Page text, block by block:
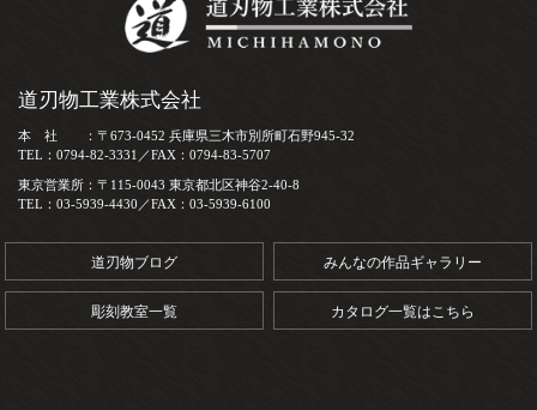
道刃物工業株式会社
本 社 ：〒673-0452 兵庫県三木市別所町石野945-32
TEL：0794-82-3331／FAX：0794-83-5707
東京営業所：〒115-0043 東京都北区神谷2-40-8
TEL：03-5939-4430／FAX：03-5939-6100
道刃物ブログ みんなの作品ギャラリー
彫刻教室一覧 カタログ一覧はこちら